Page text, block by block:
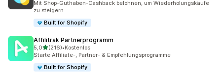
Mit Shop-Guthaben-Cashback belohnen, um Wiederholungskäufe
zu steigern
Built for Shopify
Affilitrak Partnerprogramm
5,0von 5 Sternen
(216)
216 Rezensionen insgesamt
•Kostenlos
Starte Affiliate-, Partner- & Empfehlungsprogramme
Built for Shopify